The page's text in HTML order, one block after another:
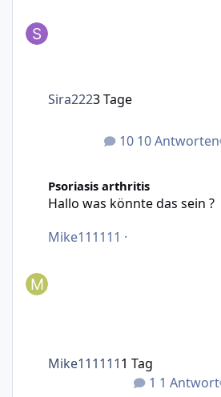
10 Antworten
Sira2223 Tage
Psoriasis arthritis
Hallo was könnte das sein ?
Mike111111 ·
1 Antwort
Mike1111111 Tag